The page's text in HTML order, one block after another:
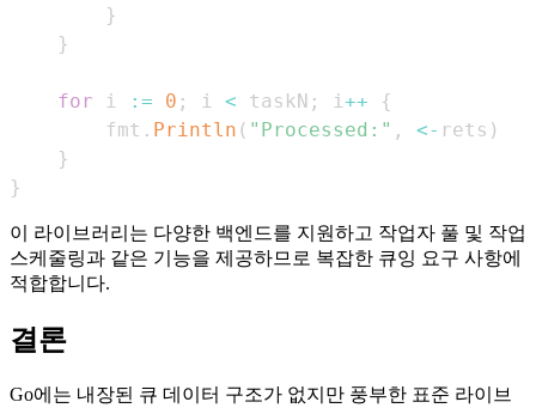
}
}
for i := 0 ; i < taskN ; i++
{
        fmt
. Println ( "Processed:" , <- rets )
}
}
이 라이브러리는 다양한 백엔드를 지원하고 작업자 풀 및 작업
스케줄링과 같은 기능을 제공하므로 복잡한 큐잉 요구 사항에
적합합니다.
결론
Go에는 내장된 큐 데이터 구조가 없지만 풍부한 표준 라이브